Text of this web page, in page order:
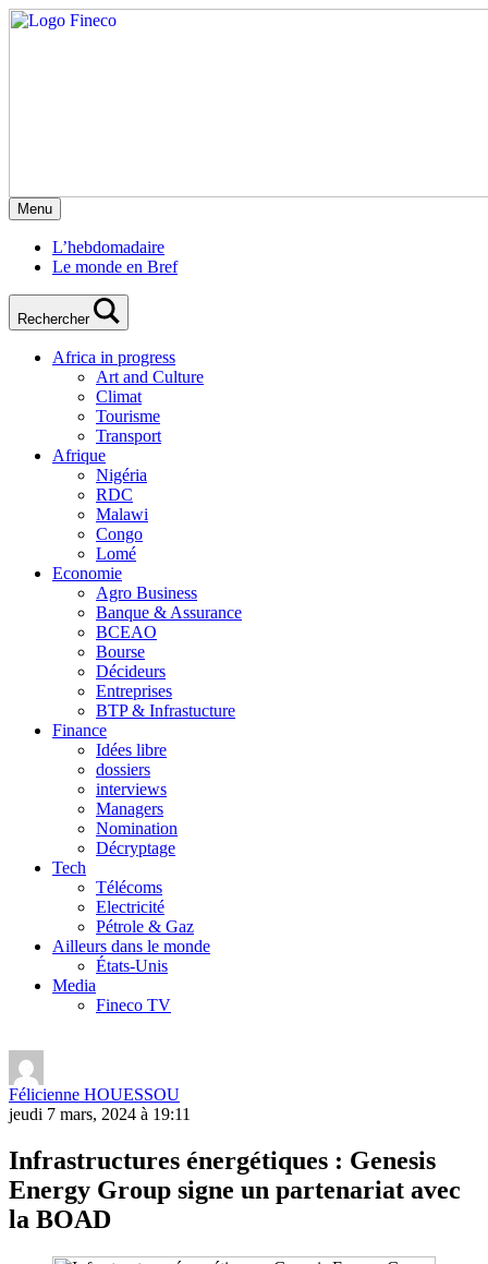
Menu
L’hebdomadaire
Le monde en Bref
Rechercher
Africa in progress
Art and Culture
Climat
Tourisme
Transport
Afrique
Nigéria
RDC
Malawi
Congo
Lomé
Economie
Agro Business
Banque & Assurance
BCEAO
Bourse
Décideurs
Entreprises
BTP & Infrastucture
Finance
Idées libre
dossiers
interviews
Managers
Nomination
Décryptage
Tech
Télécoms
Electricité
Pétrole & Gaz
Ailleurs dans le monde
États-Unis
Media
Fineco TV
Félicienne HOUESSOU
jeudi 7 mars, 2024 à 19:11
Infrastructures énergétiques : Genesis
Energy Group signe un partenariat avec
la BOAD